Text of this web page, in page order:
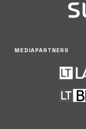
MEDIAPARTNERS